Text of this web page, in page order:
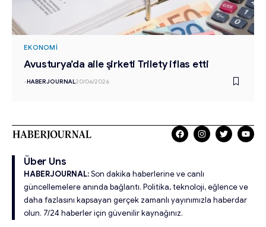
EKONOMI
Avusturya’da aile şirketi Trilety iflas etti
-HABERJOURNAL20/06/2026
Über Uns
HABERJOURNAL:Son dakika haberlerine ve canlı
güncellemelere anında bağlantı. Politika, teknoloji, eğlence ve
daha fazlasını kapsayan gerçek zamanlı yayınımızla haberdar
olun. 7/24 haberler için güvenilir kaynağınız.